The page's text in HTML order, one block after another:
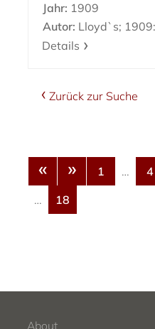
Jahr: 1909
Autor: Lloyd`s; 1909:
Details
Zurück zur Suche
« » 1 … 4
…
18
About